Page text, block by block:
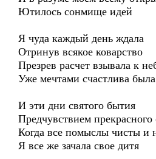
Ютилось сонмище идей
Я чуда каждый день ждала
Отринув всякое коварство
Презрев расчет взывала к
Уже мечтами счастлива была
И эти дни святого бытия
Предчувствием прекрасного
Когда все помыслы чисты и
Я все же зачала свое дитя